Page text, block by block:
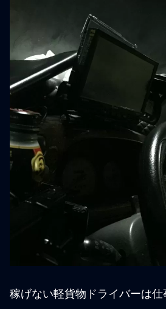
稼げない軽貨物ドライバーは